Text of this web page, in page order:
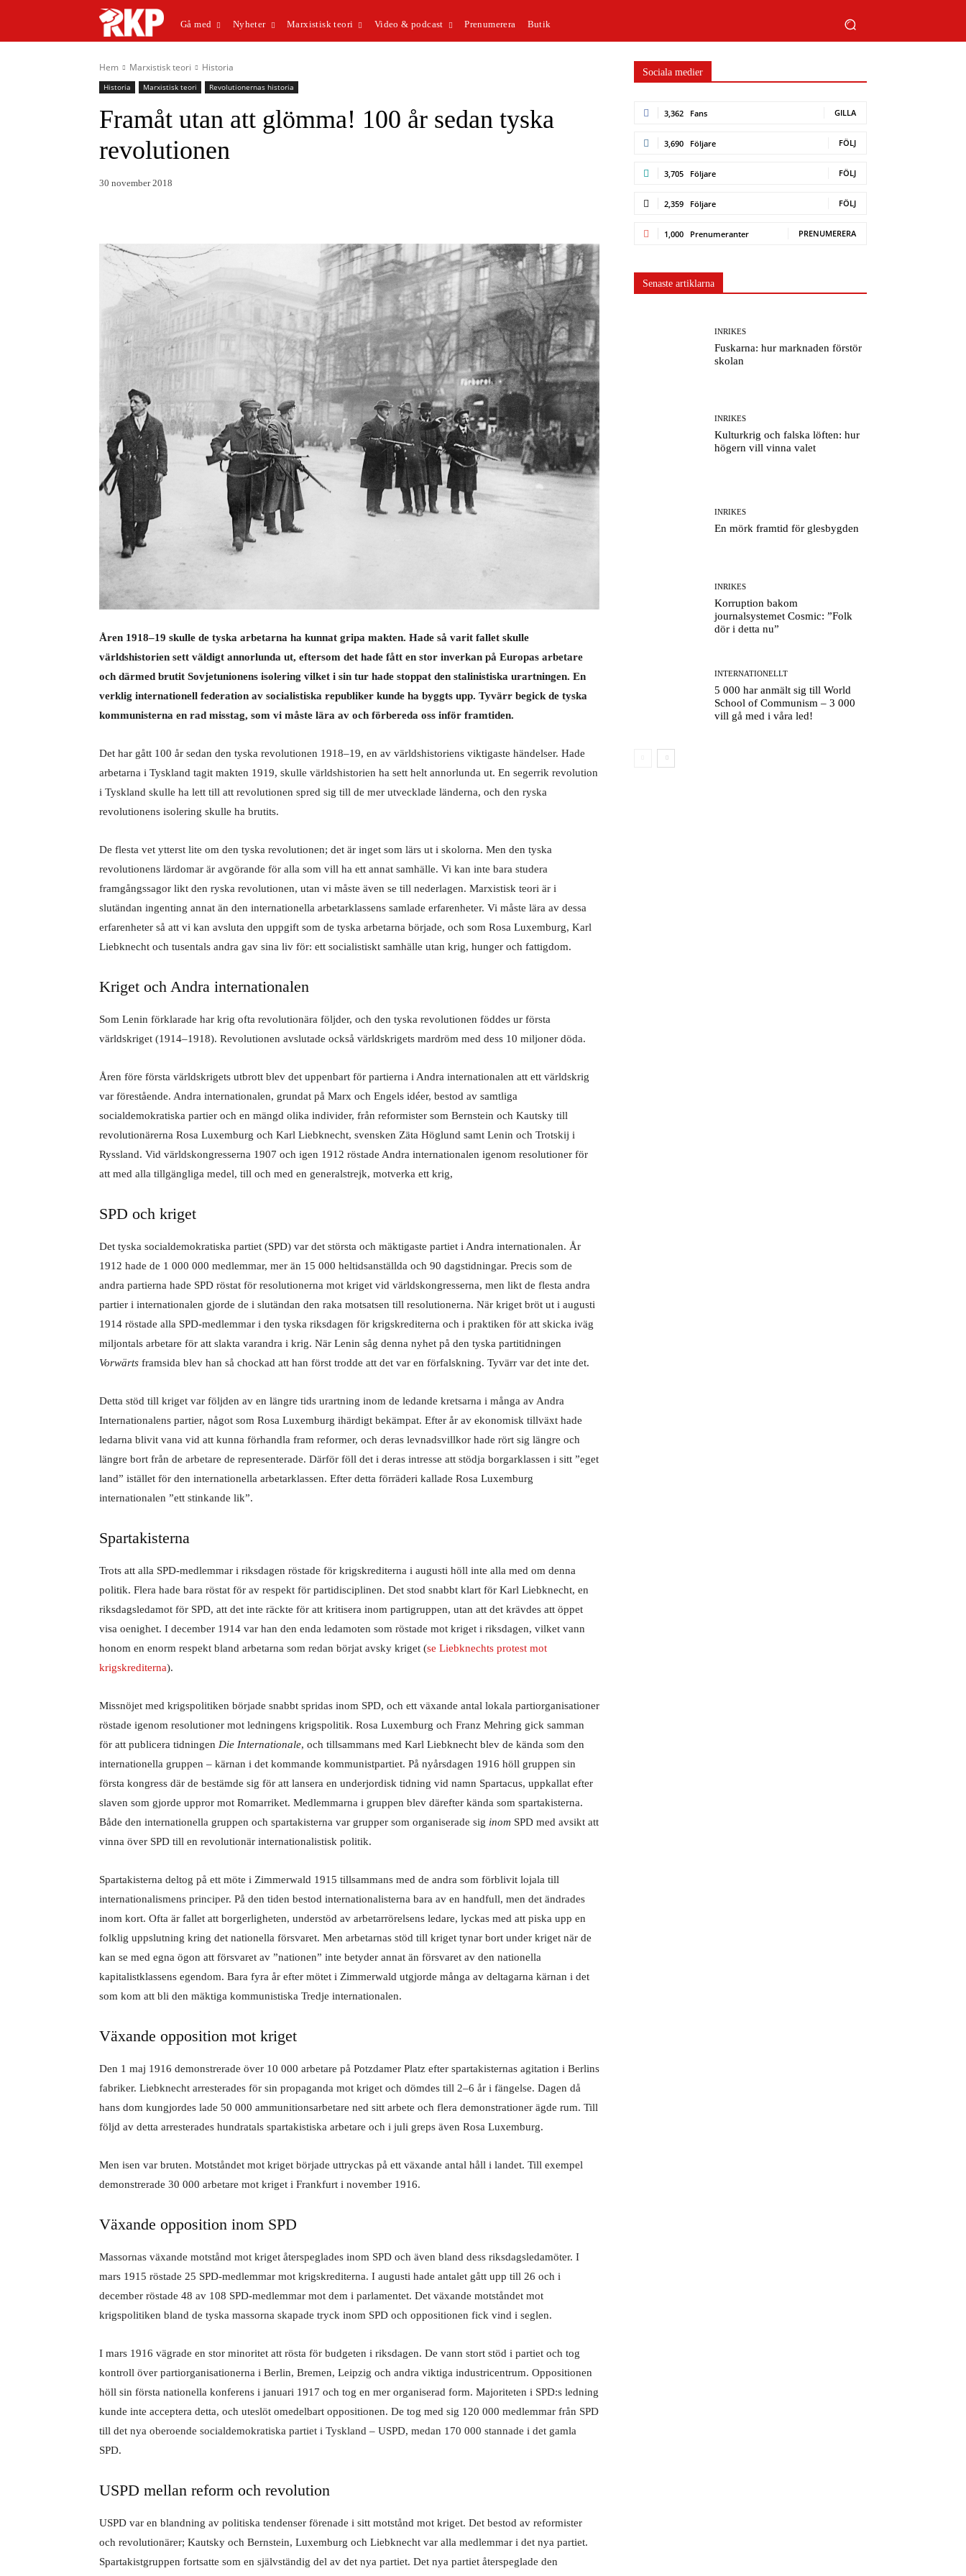
Gå med Nyheter Marxistisk teori Video & podcast Prenumerera Butik
Hem Marxistisk teori Historia
Historia Marxistisk teori Revolutionernas historia
Framåt utan att glömma! 100 år sedan tyska
revolutionen
30 november 2018
Åren 1918–19 skulle de tyska arbetarna ha kunnat gripa makten. Hade så varit fallet skulle
världshistorien sett väldigt annorlunda ut, eftersom det hade fått en stor inverkan på Europas arbetare
och därmed brutit Sovjetunionens isolering vilket i sin tur hade stoppat den stalinistiska urartningen. En
verklig internationell federation av socialistiska republiker kunde ha byggts upp. Tyvärr begick de tyska
kommunisterna en rad misstag, som vi måste lära av och förbereda oss inför framtiden.
Det har gått 100 år sedan den tyska revolutionen 1918–19, en av världshistoriens viktigaste händelser. Hade
arbetarna i Tyskland tagit makten 1919, skulle världshistorien ha sett helt annorlunda ut. En segerrik revolution
i Tyskland skulle ha lett till att revolutionen spred sig till de mer utvecklade länderna, och den ryska
revolutionens isolering skulle ha brutits.
De flesta vet ytterst lite om den tyska revolutionen; det är inget som lärs ut i skolorna. Men den tyska
revolutionens lärdomar är avgörande för alla som vill ha ett annat samhälle. Vi kan inte bara studera
framgångssagor likt den ryska revolutionen, utan vi måste även se till nederlagen. Marxistisk teori är i
slutändan ingenting annat än den internationella arbetarklassens samlade erfarenheter. Vi måste lära av dessa
erfarenheter så att vi kan avsluta den uppgift som de tyska arbetarna började, och som Rosa Luxemburg, Karl
Liebknecht och tusentals andra gav sina liv för: ett socialistiskt samhälle utan krig, hunger och fattigdom.
Kriget och Andra internationalen
Som Lenin förklarade har krig ofta revolutionära följder, och den tyska revolutionen föddes ur första
världskriget (1914–1918). Revolutionen avslutade också världskrigets mardröm med dess 10 miljoner döda.
Åren före första världskrigets utbrott blev det uppenbart för partierna i Andra internationalen att ett världskrig
var förestående. Andra internationalen, grundat på Marx och Engels idéer, bestod av samtliga
socialdemokratiska partier och en mängd olika individer, från reformister som Bernstein och Kautsky till
revolutionärerna Rosa Luxemburg och Karl Liebknecht, svensken Zäta Höglund samt Lenin och Trotskij i
Ryssland. Vid världskongresserna 1907 och igen 1912 röstade Andra internationalen igenom resolutioner för
att med alla tillgängliga medel, till och med en generalstrejk, motverka ett krig,
SPD och kriget
Det tyska socialdemokratiska partiet (SPD) var det största och mäktigaste partiet i Andra internationalen. År
1912 hade de 1 000 000 medlemmar, mer än 15 000 heltidsanställda och 90 dagstidningar. Precis som de
andra partierna hade SPD röstat för resolutionerna mot kriget vid världskongresserna, men likt de flesta andra
partier i internationalen gjorde de i slutändan den raka motsatsen till resolutionerna. När kriget bröt ut i augusti
1914 röstade alla SPD-medlemmar i den tyska riksdagen för krigskrediterna och i praktiken för att skicka iväg
miljontals arbetare för att slakta varandra i krig. När Lenin såg denna nyhet på den tyska partitidningen
Vorwärts framsida blev han så chockad att han först trodde att det var en förfalskning. Tyvärr var det inte det.
Detta stöd till kriget var följden av en längre tids urartning inom de ledande kretsarna i många av Andra
Internationalens partier, något som Rosa Luxemburg ihärdigt bekämpat. Efter år av ekonomisk tillväxt hade
ledarna blivit vana vid att kunna förhandla fram reformer, och deras levnadsvillkor hade rört sig längre och
längre bort från de arbetare de representerade. Därför föll det i deras intresse att stödja borgarklassen i sitt ”eget
land” istället för den internationella arbetarklassen. Efter detta förräderi kallade Rosa Luxemburg
internationalen ”ett stinkande lik”.
Spartakisterna
Trots att alla SPD-medlemmar i riksdagen röstade för krigskrediterna i augusti höll inte alla med om denna
politik. Flera hade bara röstat för av respekt för partidisciplinen. Det stod snabbt klart för Karl Liebknecht, en
riksdagsledamot för SPD, att det inte räckte för att kritisera inom partigruppen, utan att det krävdes att öppet
visa oenighet. I december 1914 var han den enda ledamoten som röstade mot kriget i riksdagen, vilket vann
honom en enorm respekt bland arbetarna som redan börjat avsky kriget (se Liebknechts protest mot
krigskrediterna).
Missnöjet med krigspolitiken började snabbt spridas inom SPD, och ett växande antal lokala partiorganisationer
röstade igenom resolutioner mot ledningens krigspolitik. Rosa Luxemburg och Franz Mehring gick samman
för att publicera tidningen Die Internationale, och tillsammans med Karl Liebknecht blev de kända som den
internationella gruppen – kärnan i det kommande kommunistpartiet. På nyårsdagen 1916 höll gruppen sin
första kongress där de bestämde sig för att lansera en underjordisk tidning vid namn Spartacus, uppkallat efter
slaven som gjorde uppror mot Romarriket. Medlemmarna i gruppen blev därefter kända som spartakisterna.
Både den internationella gruppen och spartakisterna var grupper som organiserade sig inom SPD med avsikt att
vinna över SPD till en revolutionär internationalistisk politik.
Spartakisterna deltog på ett möte i Zimmerwald 1915 tillsammans med de andra som förblivit lojala till
internationalismens principer. På den tiden bestod internationalisterna bara av en handfull, men det ändrades
inom kort. Ofta är fallet att borgerligheten, understöd av arbetarrörelsens ledare, lyckas med att piska upp en
folklig uppslutning kring det nationella försvaret. Men arbetarnas stöd till kriget tynar bort under kriget när de
kan se med egna ögon att försvaret av ”nationen” inte betyder annat än försvaret av den nationella
kapitalistklassens egendom. Bara fyra år efter mötet i Zimmerwald utgjorde många av deltagarna kärnan i det
som kom att bli den mäktiga kommunistiska Tredje internationalen.
Växande opposition mot kriget
Den 1 maj 1916 demonstrerade över 10 000 arbetare på Potzdamer Platz efter spartakisternas agitation i Berlins
fabriker. Liebknecht arresterades för sin propaganda mot kriget och dömdes till 2–6 år i fängelse. Dagen då
hans dom kungjordes lade 50 000 ammunitionsarbetare ned sitt arbete och flera demonstrationer ägde rum. Till
följd av detta arresterades hundratals spartakistiska arbetare och i juli greps även Rosa Luxemburg.
Men isen var bruten. Motståndet mot kriget började uttryckas på ett växande antal håll i landet. Till exempel
demonstrerade 30 000 arbetare mot kriget i Frankfurt i november 1916.
Växande opposition inom SPD
Massornas växande motstånd mot kriget återspeglades inom SPD och även bland dess riksdagsledamöter. I
mars 1915 röstade 25 SPD-medlemmar mot krigskrediterna. I augusti hade antalet gått upp till 26 och i
december röstade 48 av 108 SPD-medlemmar mot dem i parlamentet. Det växande motståndet mot
krigspolitiken bland de tyska massorna skapade tryck inom SPD och oppositionen fick vind i seglen.
I mars 1916 vägrade en stor minoritet att rösta för budgeten i riksdagen. De vann stort stöd i partiet och tog
kontroll över partiorganisationerna i Berlin, Bremen, Leipzig och andra viktiga industricentrum. Oppositionen
höll sin första nationella konferens i januari 1917 och tog en mer organiserad form. Majoriteten i SPD:s ledning
kunde inte acceptera detta, och uteslöt omedelbart oppositionen. De tog med sig 120 000 medlemmar från SPD
till det nya oberoende socialdemokratiska partiet i Tyskland – USPD, medan 170 000 stannade i det gamla
SPD.
USPD mellan reform och revolution
USPD var en blandning av politiska tendenser förenade i sitt motstånd mot kriget. Det bestod av reformister
och revolutionärer; Kautsky och Bernstein, Luxemburg och Liebknecht var alla medlemmar i det nya partiet.
Spartakistgruppen fortsatte som en självständig del av det nya partiet. Det nya partiet återspeglade den
Sociala medier
3,362 Fans GILLA
3,690 Följare FÖLJ
3,705 Följare FÖLJ
2,359 Följare FÖLJ
1,000 Prenumeranter PRENUMERERA
Senaste artiklarna
INRIKES
Fuskarna: hur marknaden förstör
skolan
INRIKES
Kulturkrig och falska löften: hur
högern vill vinna valet
INRIKES
En mörk framtid för glesbygden
INRIKES
Korruption bakom
journalsystemet Cosmic: ”Folk
dör i detta nu”
INTERNATIONELLT
5 000 har anmält sig till World
School of Communism – 3 000
vill gå med i våra led!